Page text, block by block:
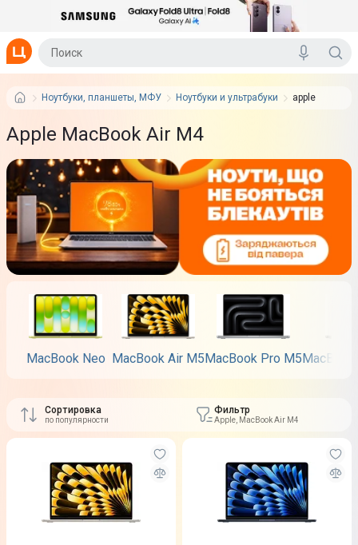
Ноутбуки, планшеты, МФУ Ноутбуки и ультрабуки apple
Apple MacBook Air M4
MacBook Neo MacBook Air M5MacBook Pro M5
Сортировка
по популярности
Фильтр
Apple, MacBook Air M4